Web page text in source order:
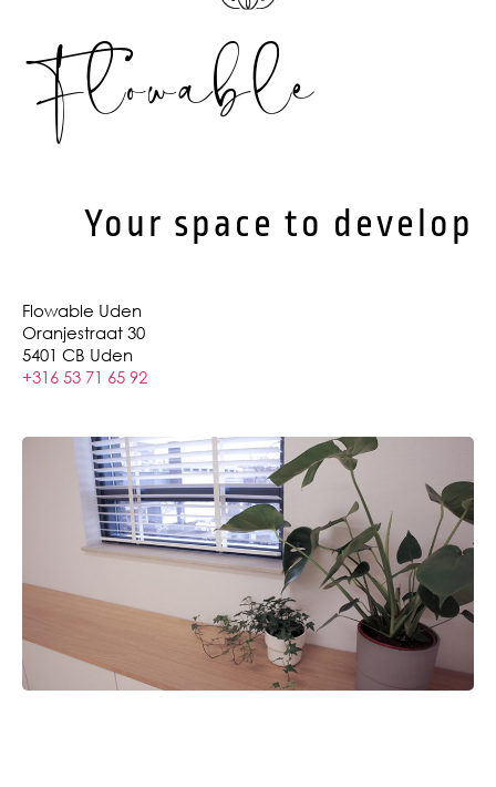
Flowable
Your space to develop
Flowable Uden
Oranjestraat 30
5401 CB Uden
+316 53 71 65 92